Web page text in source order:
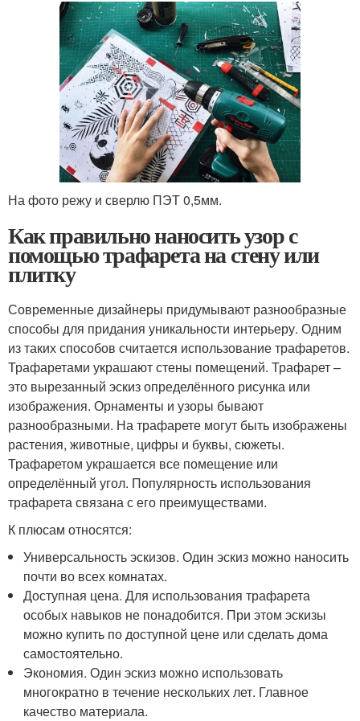
На фото режу и сверлю ПЭТ 0,5мм.
Как правильно наносить узор с
помощью трафарета на стену или
плитку
Современные дизайнеры придумывают разнообразные
способы для придания уникальности интерьеру. Одним
из таких способов считается использование трафаретов.
Трафаретами украшают стены помещений. Трафарет –
это вырезанный эскиз определённого рисунка или
изображения. Орнаменты и узоры бывают
разнообразными. На трафарете могут быть изображены
растения, животные, цифры и буквы, сюжеты.
Трафаретом украшается все помещение или
определённый угол. Популярность использования
трафарета связана с его преимуществами.
К плюсам относятся:
Универсальность эскизов. Один эскиз можно наносить
почти во всех комнатах.
Доступная цена. Для использования трафарета
особых навыков не понадобится. При этом эскизы
можно купить по доступной цене или сделать дома
самостоятельно.
Экономия. Один эскиз можно использовать
многократно в течение нескольких лет. Главное
качество материала.